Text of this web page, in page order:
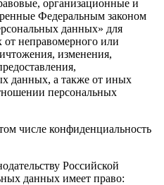
организационные и
Федеральным законом
данных» для
неправомерного или
изменения,
данных, а также от иных
персональных
числе конфиденциальность
Российской
данных имеет право: